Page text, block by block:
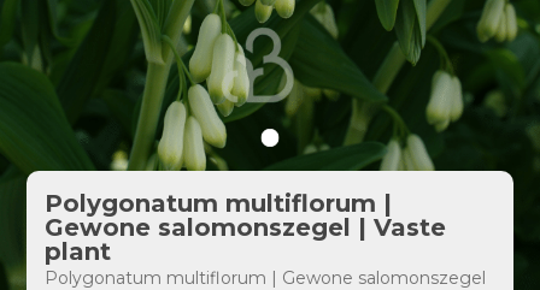
Polygonatum multiflorum |
Gewone salomonszegel | Vaste
plant
Polygonatum multiflorum | Gewone salomonszegel